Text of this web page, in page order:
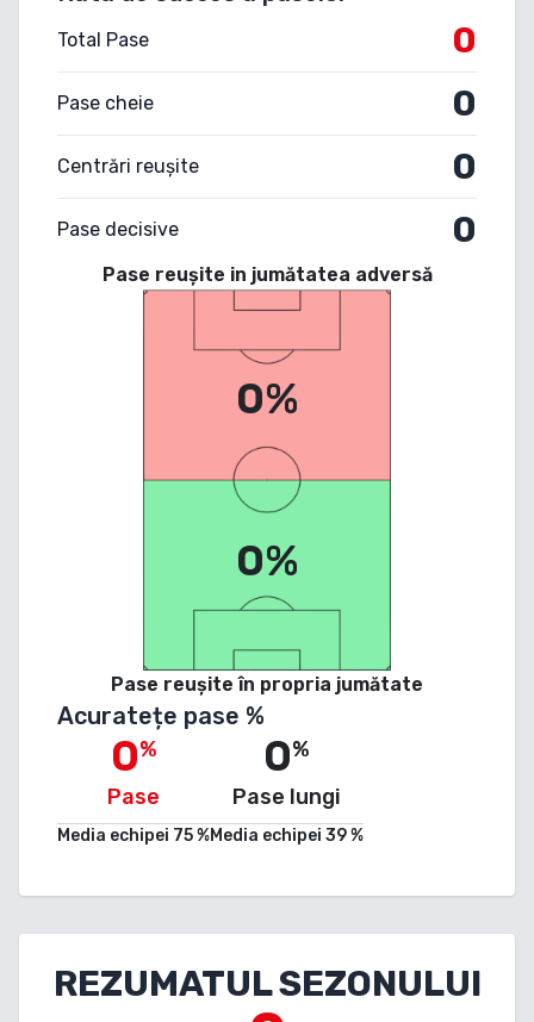
Total Pase 0
Pase cheie 0
Centrări reușite 0
Pase decisive 0
Pase reușite in jumătatea adversă
0%
0%
Pase reușite în propria jumătate
Acuratețe pase %
0%
Pase
Media echipei 75%
0%
Pase lungi
Media echipei 39%
REZUMATUL SEZONULUI